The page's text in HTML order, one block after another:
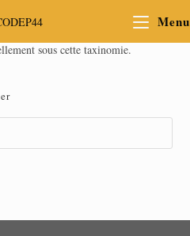
Menu
sous cette taxinomie.